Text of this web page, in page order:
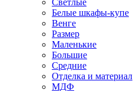
Светлые
Белые шкафы-купе
Венге
Размер
Маленькие
Большие
Средние
Отделка и материал
МДФ